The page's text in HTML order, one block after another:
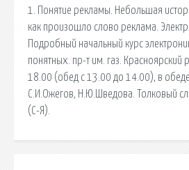
1. Понятие рекламы. Небольшая
как произошло слово реклама.
Подробный начальный курс
понятных. пр-т им. газ. Красноярский
18.00 (обед с 13.00 до 14.00), в
С.И.Ожегов, Н.Ю.Шведова. Толковый
(С-Я).